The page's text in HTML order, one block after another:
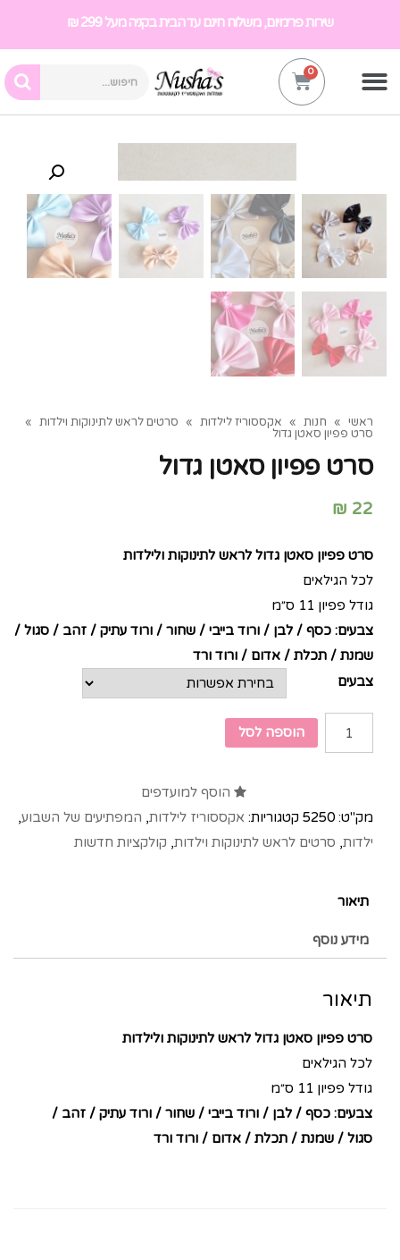
שירות פרימיום, משלוח חינם עד הבית בקניה מעל 299 ₪
ראשי » חנות » אקססוריז לילדות » סרטים לראש לתינוקות וילדות »
סרט פפיון סאטן גדול
סרט פפיון סאטן גדול
22
₪
סרט פפיון סאטן גדול לראש לתינוקות ולילדות
לכל הגילאים
גודל פפיון 11 ס״מ
צבעים: כסף / לבן / ורוד בייבי / שחור / ורוד עתיק / זהב / סגול /
שמנת / תכלת / אדום / ורוד ורד
צבעים
הוספה לסל
הוסף למועדפים
מק"ט: 5250 קטגוריות: אקססוריז לילדות, המפתיעים של השבוע,
ילדות, סרטים לראש לתינוקות וילדות, קולקציות חדשות
תיאור
מידע נוסף
תיאור
סרט פפיון סאטן גדול לראש לתינוקות ולילדות
לכל הגילאים
גודל פפיון 11 ס״מ
צבעים: כסף / לבן / ורוד בייבי / שחור / ורוד עתיק / זהב /
סגול / שמנת / תכלת / אדום / ורוד ורד